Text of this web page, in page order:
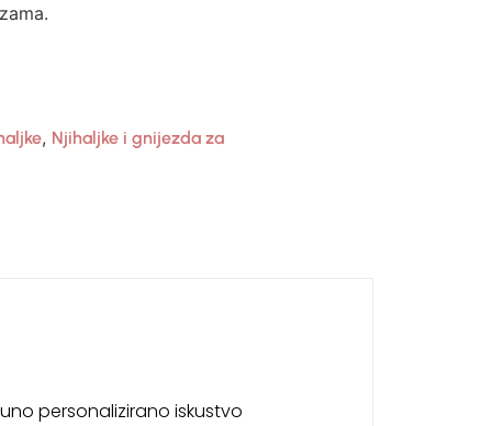
, Njihaljke i gnijezda za
personalizirano iskustvo